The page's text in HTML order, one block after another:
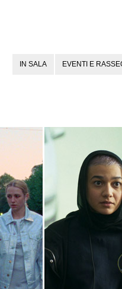
IN SALA EVENTI E